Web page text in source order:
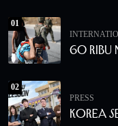
01
60 Ribu
02
PRESS
Korea